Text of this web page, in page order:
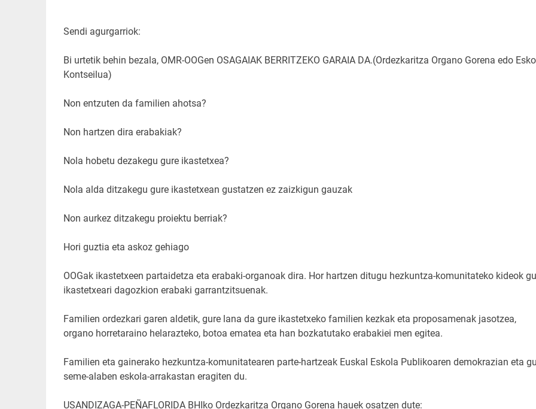
Sendi agurgarriok:
Bi urtetik behin bezala, OMR-OOGen OSAGAIAK BERRITZEKO GARAIA DA.(Ordezkaritza Organo Gorena edo
Kontseilua)
Non entzuten da familien ahotsa?
Non hartzen dira erabakiak?
Nola hobetu dezakegu gure ikastetxea?
Nola alda ditzakegu gure ikastetxean gustatzen ez zaizkigun gauzak
Non aurkez ditzakegu proiektu berriak?
Hori guztia eta askoz gehiago
OOGak ikastetxeen partaidetza eta erabaki-organoak dira. Hor hartzen ditugu hezkuntza-komunitateko kideok
ikastetxeari dagozkion erabaki garrantzitsuenak.
Familien ordezkari garen aldetik, gure lana da gure ikastetxeko familien kezkak eta proposamenak jasotzea,
organo horretaraino helarazteko, botoa ematea eta han bozkatutako erabakiei men egitea.
Familien eta gainerako hezkuntza-komunitatearen parte-hartzeak Euskal Eskola Publikoaren demokrazian eta
seme-alaben eskola-arrakastan eragiten du.
USANDIZAGA-PEÑAFLORIDA BHIko Ordezkaritza Organo Gorena hauek osatzen dute: